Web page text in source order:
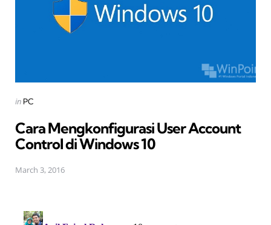
Posted
in PC
Cara Mengkonfigurasi User Account
Control di Windows 10
March 3, 2016